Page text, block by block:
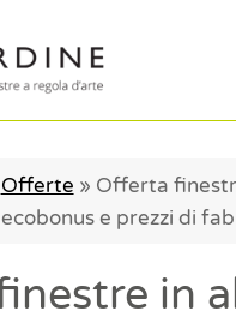
Offerte » Offerta
e prezzi di
in